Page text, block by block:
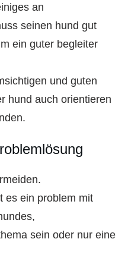
an
seinen hund gut
ein guter begleiter
und guten
hund auch orientieren
es ein problem mit
sein oder nur eine